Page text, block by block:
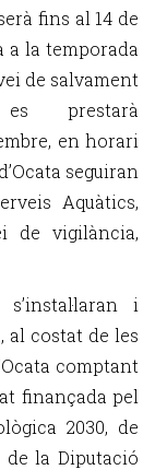
fins al 14 de
a la temporada
de salvament
prestarà
en horari
seguiran
Aquàtics,
de vigilància,
i
al costat de les
comptant
finançada pel
2030, de
la Diputació